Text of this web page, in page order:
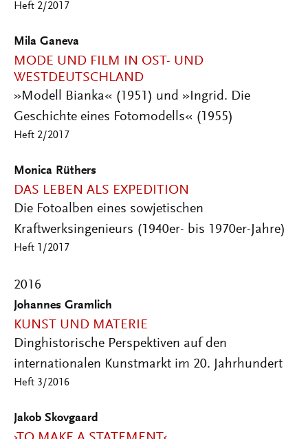
Heft 2/2017
Mila Ganeva
MODE UND FILM IN OST- UND
WESTDEUTSCHLAND
»Modell Bianka« (1951) und »Ingrid. Die
Geschichte eines Fotomodells« (1955)
Heft 2/2017
Monica Rüthers
DAS LEBEN ALS EXPEDITION
Die Fotoalben eines sowjetischen
Kraftwerksingenieurs (1940er- bis 1970er-Jahre)
Heft 1/2017
2016
Johannes Gramlich
KUNST UND MATERIE
Dinghistorische Perspektiven auf den
internationalen Kunstmarkt im 20. Jahrhundert
Heft 3/2016
Jakob Skovgaard